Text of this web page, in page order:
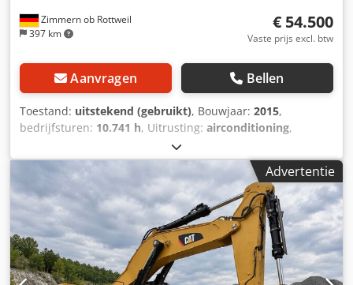
Zimmern ob Rottweil
397 km
€ 54.500
Vaste prijs excl. btw
Aanvragen Bellen
Toestand: uitstekend (gebruikt), Bouwjaar: 2015,
bedrijfsturen: 10.741 h, Uitrusting: airconditioning,
CATERPILLAR 324ELN Bouwjaar 2015 Bedrijfstijden: 10.741
uur Afgesloten cabine Airconditioning Radio
Achteruitrijcamera Verstelbare giek Gieklengte: 3,10 m
Volledige hydraulische leidingen (voor hamer, grijper en
schaar) OQ70/55 snelwisselsysteem 1x bak – 900 mm
breed Rupsbanden circa 60-70% in goede staat
Grondplaten 600 mm breed CAT 7.1 motor met 151 kW
Centrale smeerinstallatie Dwedpozl Dt Nefx Abpoa CE-
keurmerk Operationeel gewicht: 26,2 ton
Advertentie